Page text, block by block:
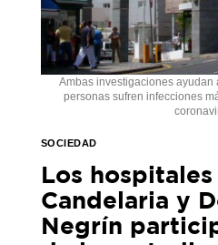
Ambas investigaciones
personas sufren infecciones
SOCIEDAD
Los hospitales
Candelaria y
Negrín